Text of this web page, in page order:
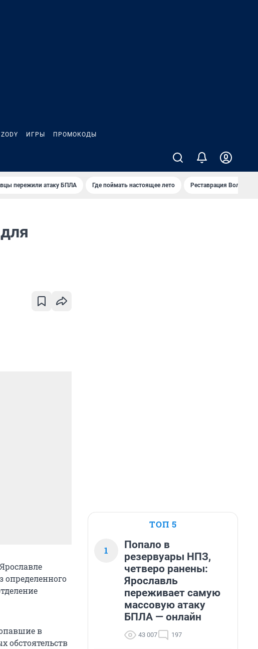
ZODY ИГРЫ ПРОМОКОДЫ
пережили атаку БПЛА Где поймать настоящее лето Реставрация
определенного
в
ТОП 5
1
Попало в
резервуары НПЗ,
четверо ранены:
Ярославль
переживает самую
массовую атаку
БПЛА — онлайн
43 007 197